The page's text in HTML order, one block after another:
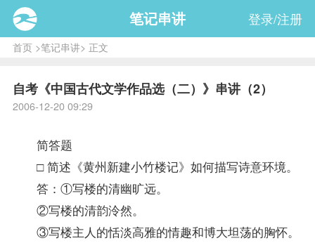
笔记串讲 登录/注册
首页>笔记串讲> 正文
自考《中国古代文学作品选（二）》串讲（2）
2006-12-20 09:29
简答题
□ 简述《黄州新建小竹楼记》如何描写诗意环境。
答：①写楼的清幽旷远。
②写楼的清韵泠然。
③写楼主人的恬淡高雅的情趣和博大坦荡的胸怀。